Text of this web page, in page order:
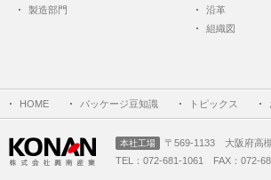
製造部門
沿革
組織図
HOME パッケージ豆知識 トピックス
本社工場
〒569-1133 大阪府高
TEL：072-681-1061 FAX：072-